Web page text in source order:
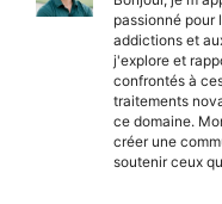
passionné pour
addictions et
j'explore et
confrontés à
traitements
ce domaine.
créer une
soutenir ceux